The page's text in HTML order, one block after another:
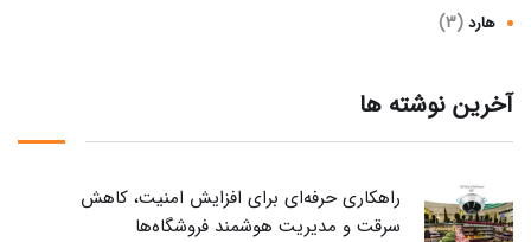
هارد(3)
آخرین نوشته ها
راهکاری حرفه‌ای برای افزایش امنیت، کاهش
سرقت و مدیریت هوشمند فروشگاه‌ها